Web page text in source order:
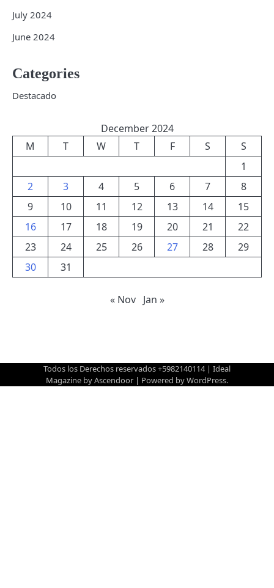
July 2024
June 2024
Categories
Destacado
December 2024
M
T W T F S
S
1
2
3 4 5 6 7
8
9
10 11 12 13 14
15
16
17 18 19 20 21
22
23
24 25 26 27 28
29
30
31
« Nov Jan »
Todos los Derechos reservados +5982140114 | Ideal
Magazine byAscendoor | Powered byWordPress.